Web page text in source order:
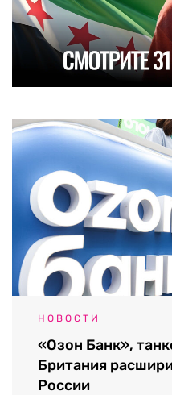
НОВОСТИ
«Озон Банк»,
Британия
России